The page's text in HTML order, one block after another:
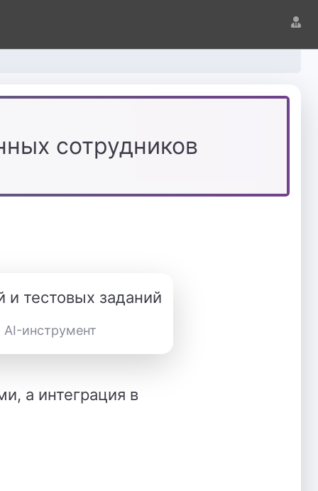
сотрудников
и тестовых заданий
инструмент
а интеграция в